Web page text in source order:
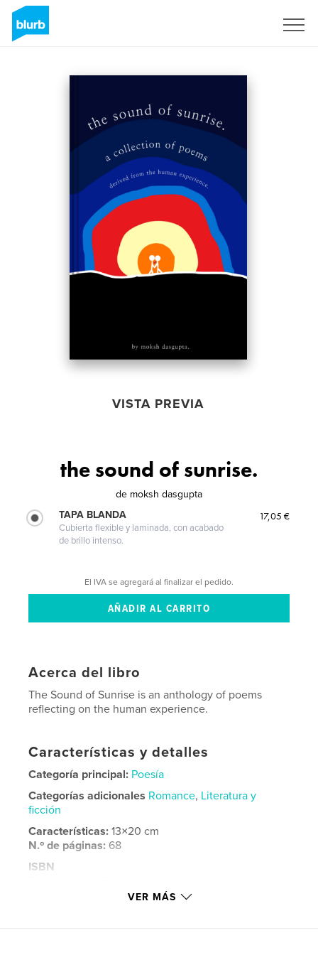
VISTA PREVIA
the sound of sunrise.
de moksh dasgupta
TAPA BLANDA
Cubierta flexible y laminada, con acabado
de brillo intenso.
17,05 €
El IVA se agregará al finalizar el pedido.
Acerca del libro
The Sound of Sunrise is an anthology of poems
reflecting on the human experience.
Características y detalles
Categoría principal: Poesía
Categorías adicionales Romance, Literatura y
ficción
Características:13×20 cm
N.º de páginas: 68
ISBN
Fecha de publicación:jun. 13, 2026
VER MÁS